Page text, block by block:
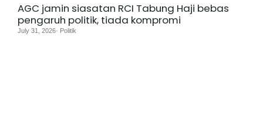
AGC jamin siasatan RCI Tabung Haji bebas
pengaruh politik, tiada kompromi
July 31, 2026· Politik